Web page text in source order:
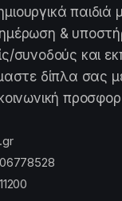
παιδιά
&
συνοδούς και
δίπλα σας